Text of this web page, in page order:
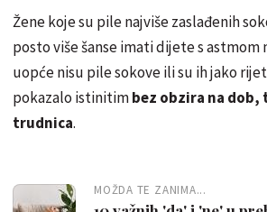
Žene koje su pile najviše zaslađenih
posto više šanse imati dijete s astmom
uopće nisu pile sokove ili su ih jako
pokazalo istinitimbez obzira na dob,
trudnica.
MOŽDA TE ZANIMA...